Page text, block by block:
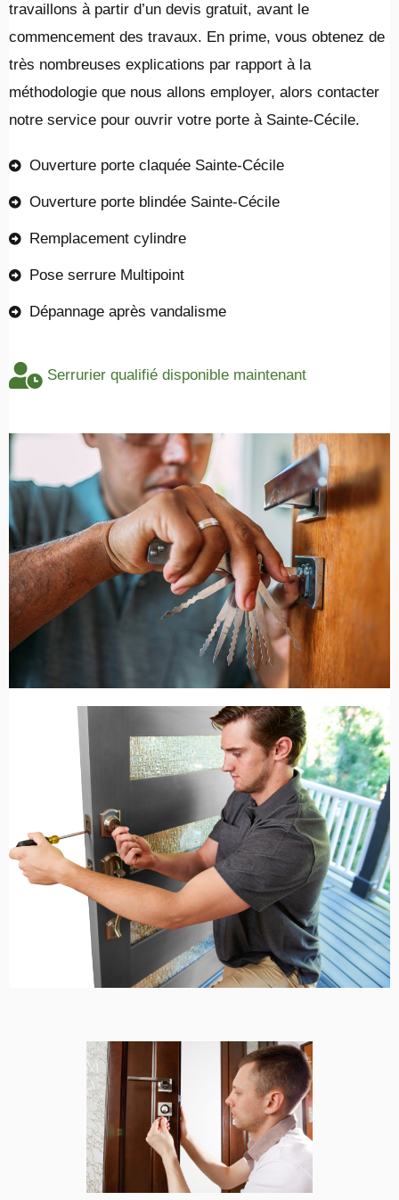
travaillons à partir d’un devis gratuit, avant le
commencement des travaux. En prime, vous obtenez de
très nombreuses explications par rapport à la
méthodologie que nous allons employer, alors contacter
notre service pour ouvrir votre porte à Sainte-Cécile.
Ouverture porte claquée Sainte-Cécile
Ouverture porte blindée Sainte-Cécile
Remplacement cylindre
Pose serrure Multipoint
Dépannage après vandalisme
Serrurier qualifié disponible maintenant